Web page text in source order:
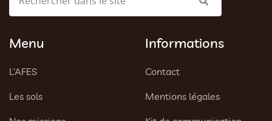
Menu
L’AFES
Les sols
Informations
Contact
Mentions légales